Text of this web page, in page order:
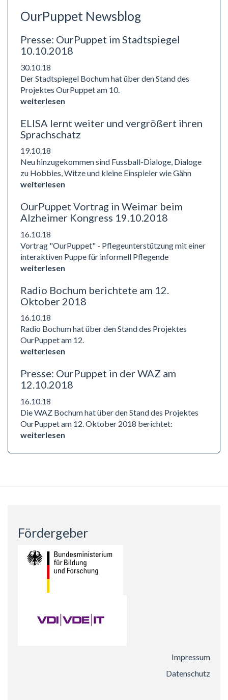
OurPuppet Newsblog
Presse: OurPuppet im Stadtspiegel
10.10.2018
30.10.18
Der Stadtspiegel Bochum hat über den Stand des
Projektes OurPuppet am 10.
weiterlesen
ELISA lernt weiter und vergrößert ihren
Sprachschatz
19.10.18
Neu hinzugekommen sind Fussball-Dialoge, Dialoge
zu Hobbies, Witze und kleine Einspieler wie Gähn
weiterlesen
OurPuppet Vortrag in Weimar beim
Alzheimer Kongress 19.10.2018
16.10.18
Vortrag "OurPuppet" - Pflegeunterstützung mit einer
interaktiven Puppe für informell Pflegende
weiterlesen
Radio Bochum berichtete am 12.
Oktober 2018
16.10.18
Radio Bochum hat über den Stand des Projektes
OurPuppet am 12.
weiterlesen
Presse: OurPuppet in der WAZ am
12.10.2018
16.10.18
Die WAZ Bochum hat über den Stand des Projektes
OurPuppet am 12. Oktober 2018 berichtet:
weiterlesen
Fördergeber
Impressum
Datenschutz